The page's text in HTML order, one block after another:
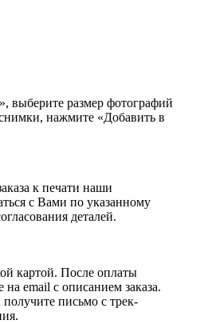
выберите размер фотографий
нажмите «Добавить в
к печати наши
с Вами по указанному
деталей.
картой. После оплаты
email с описанием заказа.
письмо с трек-